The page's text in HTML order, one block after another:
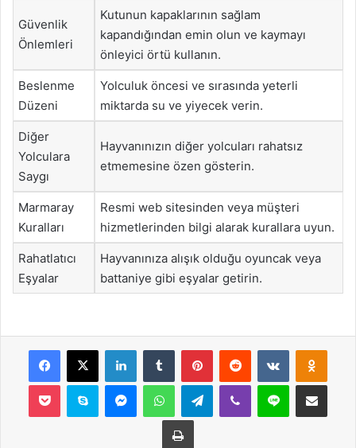
Güvenlik
Önlemleri
Kutunun kapaklarının sağlam
kapandığından emin olun ve kaymayı
önleyici örtü kullanın.
Beslenme
Düzeni
Yolculuk öncesi ve sırasında yeterli
miktarda su ve yiyecek verin.
Diğer
Yolculara
Saygı
Hayvanınızın diğer yolcuları rahatsız
etmemesine özen gösterin.
Marmaray
Kuralları
Resmi web sitesinden veya müşteri
hizmetlerinden bilgi alarak kurallara uyun.
Rahatlatıcı
Eşyalar
Hayvanınıza alışık olduğu oyuncak veya
battaniye gibi eşyalar getirin.
Facebook
X LinkedInTumblr PinterestReddit VKontakte
Pocket Skype MessengerWhatsAppTelegramViber Line E-Posta ile
Yazdır